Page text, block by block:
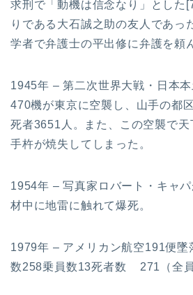
求刑で「動機は信念なり」とした
りである大石誠之助の友人であっ
学者で弁護士の平出修に弁護を頼
1945年 – 第二次世界大戦・日本
470機が東京に空襲し、山手の都
死者3651人。また、この空襲で天
手杵が焼失してしまった。
1954年 – 写真家ロバート・キャ
材中に地雷に触れて爆死。
1979年 – アメリカン航空191便墜
数258乗員数13死者数 271（全員